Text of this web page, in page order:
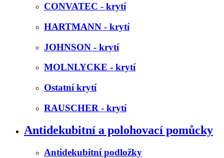
CONVATEC - krytí
HARTMANN - krytí
JOHNSON - krytí
MOLNLYCKE - krytí
Ostatní krytí
RAUSCHER - krytí
Antidekubitní a polohovací pomůcky
Antidekubitní podložky